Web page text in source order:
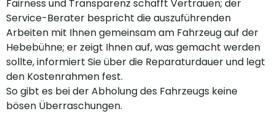
Fairness und Transparenz schafft Vertrauen; der
Service-Berater bespricht die auszuführenden
Arbeiten mit Ihnen gemeinsam am Fahrzeug auf der
Hebebühne; er zeigt Ihnen auf, was gemacht werden
sollte, informiert Sie über die Reparaturdauer und legt
den Kostenrahmen fest.
So gibt es bei der Abholung des Fahrzeugs keine
bösen Überraschungen.